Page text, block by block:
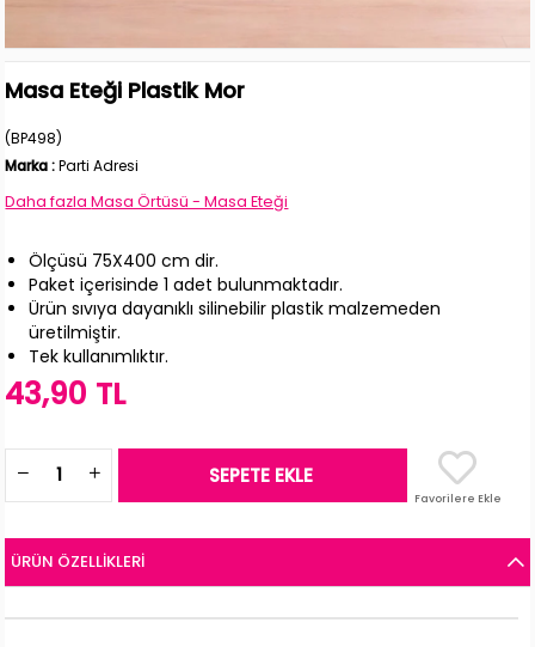
Masa Eteği Plastik Mor
(BP498)
Marka : Parti Adresi
Daha fazlaMasa Örtüsü - Masa Eteği
Ölçüsü 75X400 cm dir.
Paket içerisinde 1 adet bulunmaktadır.
Ürün sıvıya dayanıklı silinebilir plastik malzemeden
üretilmiştir.
Tek kullanımlıktır.
43,90 TL
Favorilere Ekle
ÜRÜN ÖZELLIKLERI